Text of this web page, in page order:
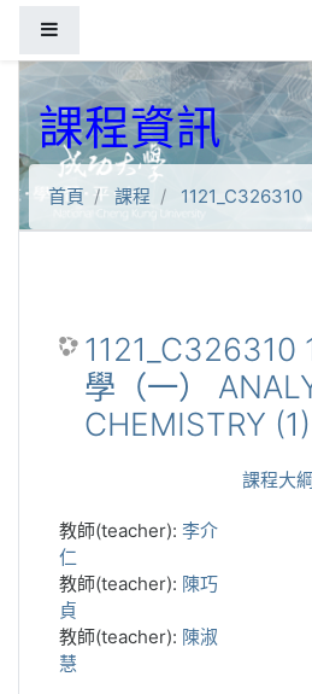
課程資訊
首頁 課程 1121_C326310
1121_C326310
學（一）
CHEMISTRY (1)
課程大
教師(teacher): 李介
仁
教師(teacher): 陳巧
貞
教師(teacher): 陳淑
慧